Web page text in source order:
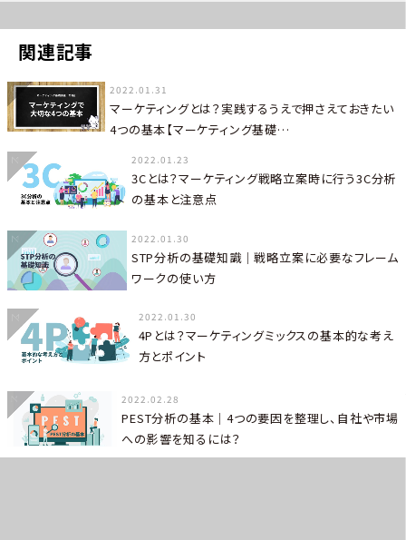
関連記事
2022.01.31
マーケティングとは？実践するうえで押さえておきたい
4つの基本【マーケティング基礎…
2022.01.23
3Cとは？マーケティング戦略立案時に行う3C分析
の基本と注意点
2022.01.30
STP分析の基礎知識｜戦略立案に必要なフレーム
ワークの使い方
2022.01.30
4Pとは？マーケティングミックスの基本的な考え
方とポイント
2022.02.28
PEST分析の基本｜4つの要因を整理し、自社や市場
への影響を知るには？